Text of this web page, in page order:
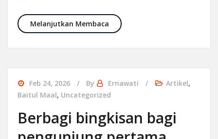
Melanjutkan Membaca Sedekah Ramadhan
Feb 24, 2026 By Ernawati Artikel,
Baitul Maal, Uncategorized
Berbagi bingkisan bagi